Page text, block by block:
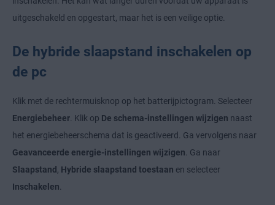
uitgeschakeld en opgestart, maar het is een veilige optie.
De hybride slaapstand inschakelen op
de pc
Klik met de rechtermuisknop op het batterijpictogram. Selecteer
Energiebeheer . Klik op De schema-instellingen wijzigen naast
het energiebeheerschema dat is geactiveerd. Ga vervolgens naar
Geavanceerde energie-instellingen wijzigen . Ga naar
Slaapstand
Hybride slaapstand toestaan en selecteer
Inschakelen